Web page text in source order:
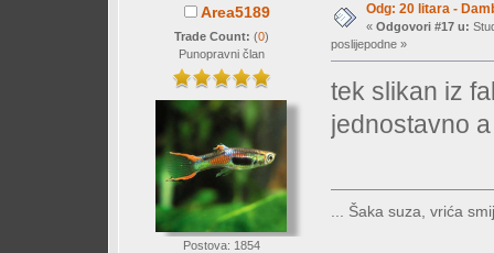
Area5189
Trade Count: (0)
Punopravni član
Postova: 1854
Odg: 20 litara -
« Odgovori #17 u:
poslijepodne »
tek slikan iz
jednostavno
... Šaka suza, vrića